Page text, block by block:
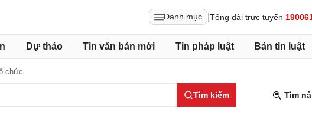
Danh mục Tổng đài trực tuyến
Dự thảo Tin văn bản mới Tin pháp luật Bản tin luật
chức
Tìm kiếm Tìm